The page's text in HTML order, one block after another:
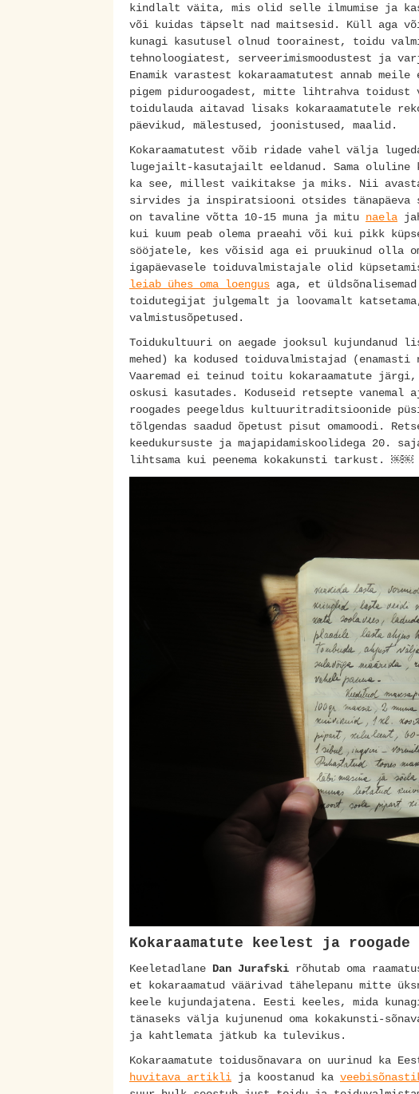
kindlalt väita, mis olid selle ilmumise ja
või kuidas täpselt nad maitsesid. Küll aga
kunagi kasutusel olnud toorainest, toidu
tehnoloogiatest, serveerimismoodustest ja
Enamik varastest kokaraamatutest annab
pigem piduroogadest, mitte lihtrahva toidust
toidulauda aitavad lisaks kokaraamatutele
päevikud, mälestused, joonistused, maalid.
Kokaraamatutest võib ridade vahel välja
lugejailt-kasutajailt eeldanud. Sama oluline
ka see, millest vaikitakse ja miks. Nii
sirvides ja inspiratsiooni otsides tänapäeva
on tavaline võtta 10-15 muna ja mitu naela
kui kuum peab olema praeahi või kui pikk
sööjatele, kes võisid aga ei pruukinud olla
igapäevasele toiduvalmistajale olid
leiab ühes oma loengus aga, et
toidutegijat julgemalt ja loovamalt
valmistusõpetused.
Toidukultuuri on aegade jooksul kujundanud
mehed) ka kodused toiduvalmistajad
Vaaremad ei teinud toitu kokaraamatute
oskusi kasutades. Koduseid retsepte
roogades peegeldus kultuuritraditsioonide
tõlgendas saadud õpetust pisut omamoodi.
keedukursuste ja majapidamiskoolidega 20.
lihtsama kui peenema kokakunsti tarkust. ￼￼
Kokaraamatute keelest ja roogade
Keeletadlane Dan Jurafski rõhutab oma
et kokaraamatud väärivad tähelepanu mitte
keele kujundajatena. Eesti keeles, mida
tänaseks välja kujunenud oma kokakunsti-
ja kahtlemata jätkub ka tulevikus.
Kokaraamatute toidusõnavara on uurinud ka
huvitava artikli ja koostanud ka